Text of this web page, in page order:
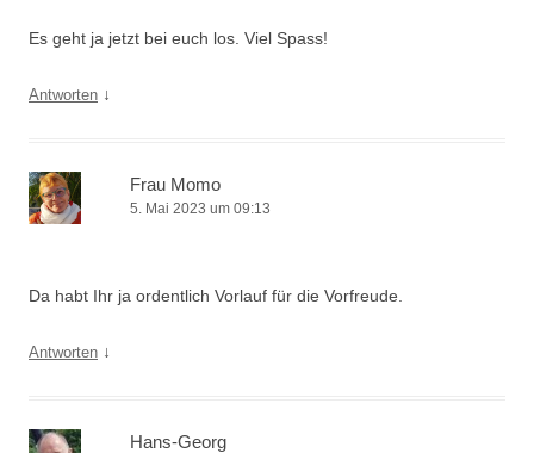
Es geht ja jetzt bei euch los. Viel Spass!
Antworten ↓
Frau Momo
5. Mai 2023 um 09:13
Da habt Ihr ja ordentlich Vorlauf für die Vorfreude.
Antworten ↓
Hans-Georg